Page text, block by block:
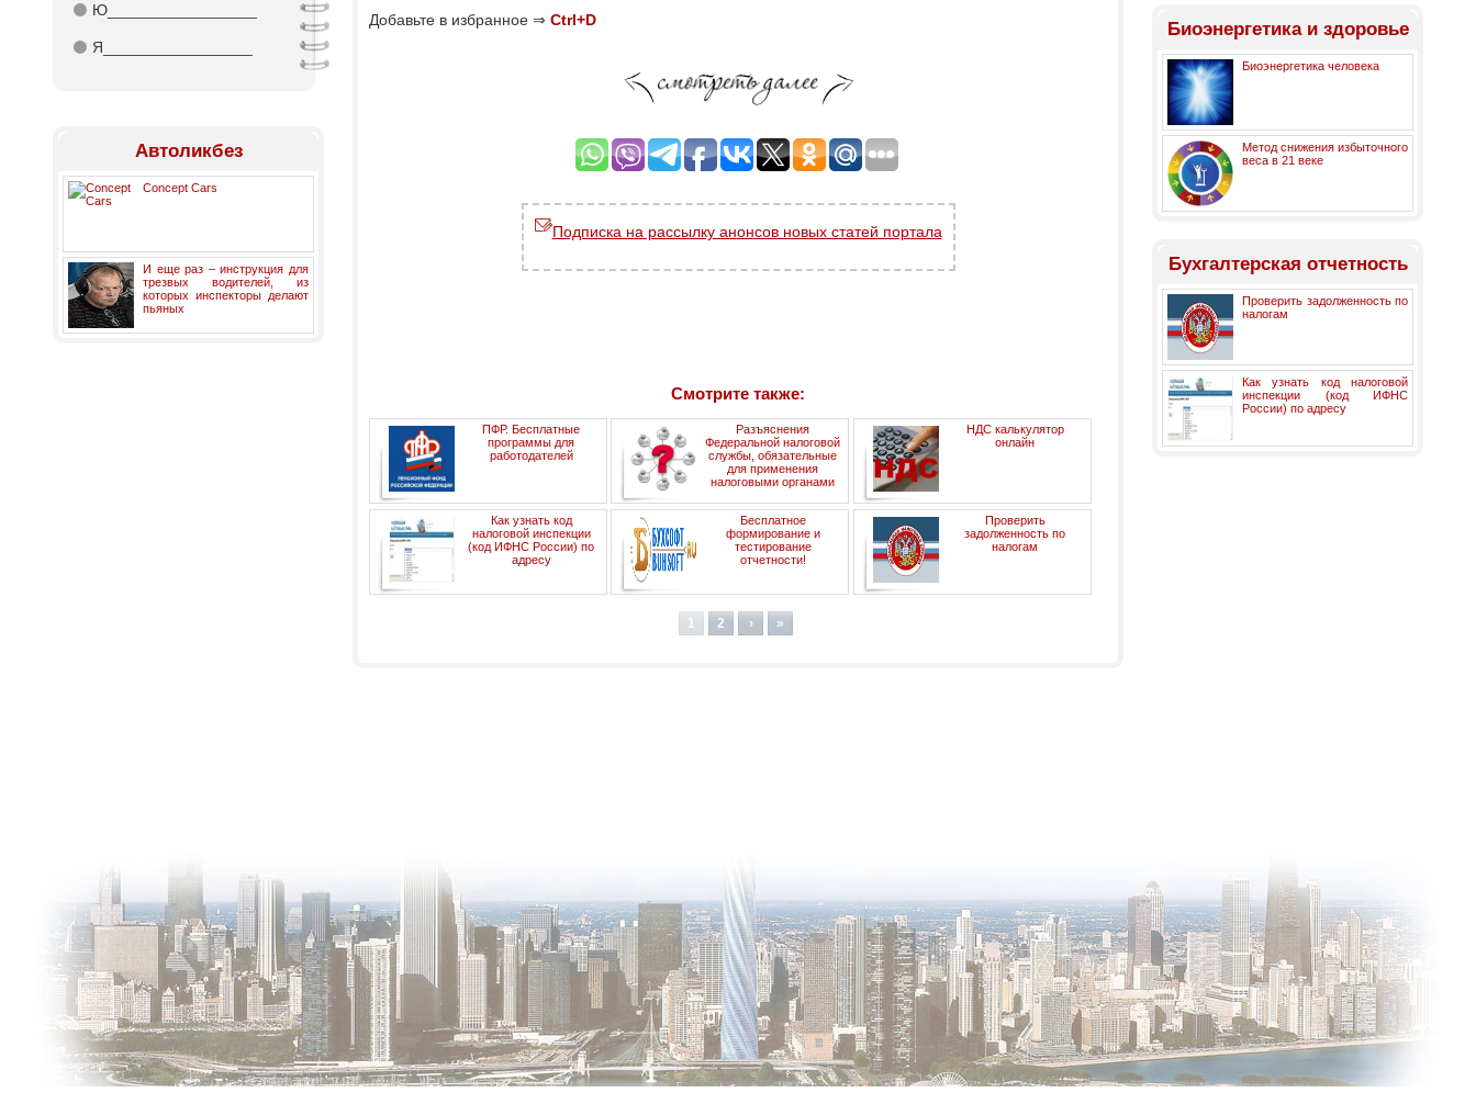
⚫ Ю_________________
⚫ Я_________________
Автоликбез
Concept Cars
И еще раз – инструкция для
трезвых водителей, из
которых инспекторы делают
пьяных
Добавьте в избранное ⇒ Ctrl+D
Подписка на рассылку анонсов новых статей портала
Смотрите также:
ПФР. Бесплатные
программы для
работодателей
Разъяснения
Федеральной налоговой
службы, обязательные
для применения
налоговыми органами
НДС калькулятор
онлайн
Как узнать код
налоговой инспекции
(код ИФНС России) по
адресу
Бесплатное
формирование и
тестирование
отчетности!
Проверить
задолженность по
налогам
1 2 › »
Биоэнергетика и здоровье
Биоэнергетика человека
Метод снижения избыточного
веса в 21 веке
Бухгалтерская отчетность
Проверить задолженность по
налогам
Как узнать код налоговой
инспекции (код ИФНС
России) по адресу